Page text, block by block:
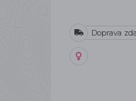
Doprava